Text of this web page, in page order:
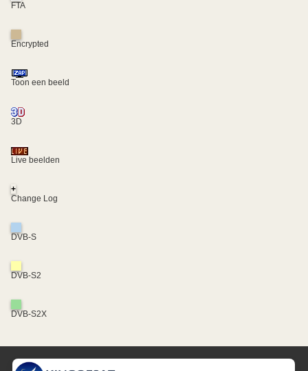
FTA
Encrypted
Toon een beeld
3D
Live beelden
+
Change Log
DVB-S
DVB-S2
DVB-S2X